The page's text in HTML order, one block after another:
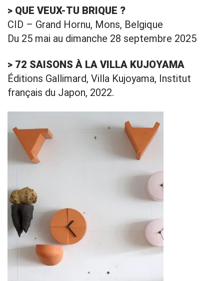
> QUE VEUX-TU BRIQUE ?
CID – Grand Hornu, Mons, Belgique
Du 25 mai au dimanche 28 septembre 2025
> 72 SAISONS À LA VILLA KUJOYAMA
Éditions Gallimard, Villa Kujoyama, Institut
français du Japon, 2022.